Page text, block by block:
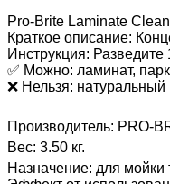
Pro-Brite Laminate
Краткое описание:
Инструкция:
✅ Можно: ламинат,
❌ Нельзя:
Производитель: PRO-
Вес: 3.50 кг.
Назначение: для мойки